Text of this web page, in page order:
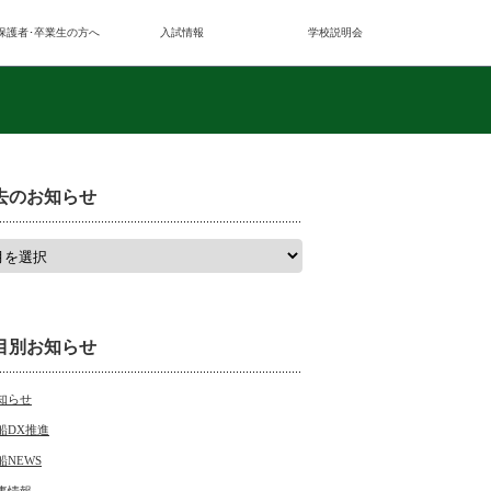
護者･卒業生の方へ 入試情報 学校説明会
のお知らせ
別お知らせ
らせ
DX推進
NEWS